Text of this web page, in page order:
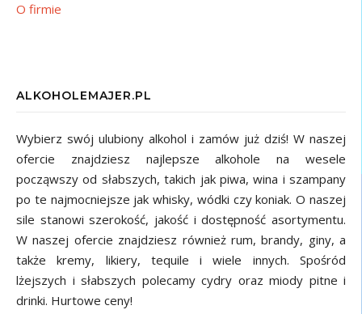
O firmie
ALKOHOLEMAJER.PL
Wybierz swój ulubiony alkohol i zamów już dziś! W naszej
ofercie znajdziesz najlepsze alkohole na wesele
począwszy od słabszych, takich jak piwa, wina i szampany
po te najmocniejsze jak whisky, wódki czy koniak. O naszej
sile stanowi szerokość, jakość i dostępność asortymentu.
W naszej ofercie znajdziesz również rum, brandy, giny, a
także kremy, likiery, tequile i wiele innych. Spośród
lżejszych i słabszych polecamy cydry oraz miody pitne i
drinki. Hurtowe ceny!